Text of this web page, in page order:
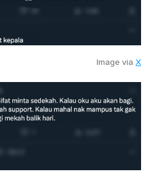
Image via X